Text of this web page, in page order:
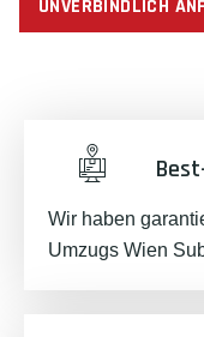
UNVERBINDLICH
Wir haben
Umzugs Wien